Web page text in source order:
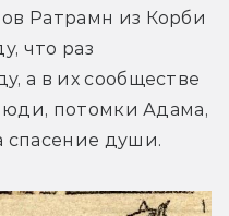
Ратрамн из Корби
что раз
а в их сообществе
потомки Адама,
спасение души.